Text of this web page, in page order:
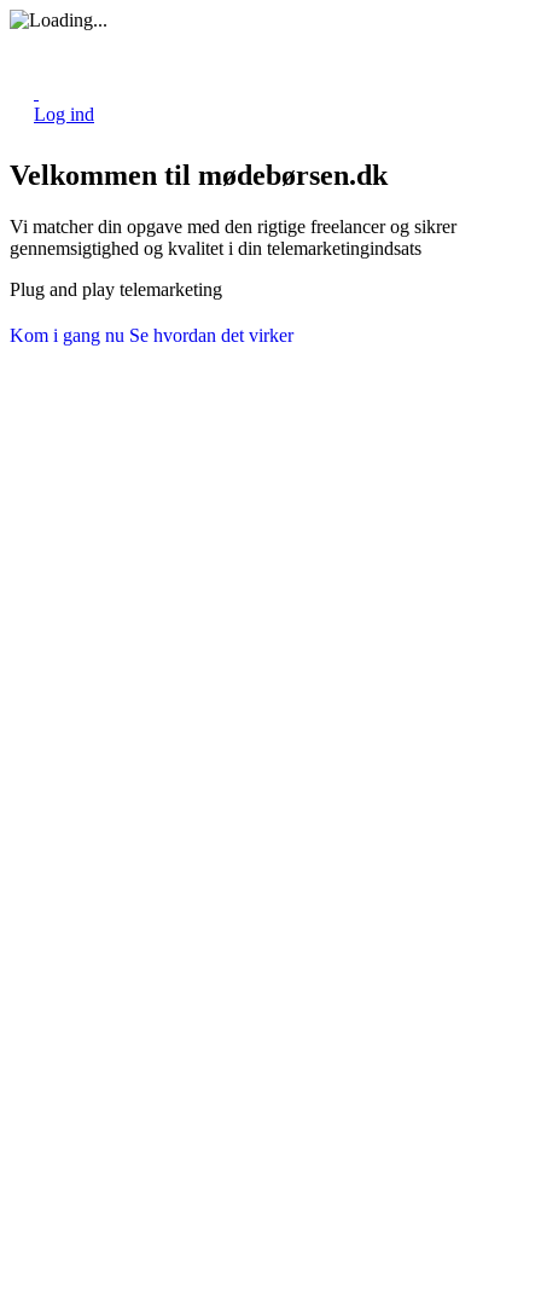
Log ind
Velkommen til mødebørsen.dk
Vi matcher din opgave med den rigtige freelancer og sikrer
gennemsigtighed og kvalitet i din telemarketingindsats
Plug and play telemarketing
Kom i gang nu Se hvordan det virker